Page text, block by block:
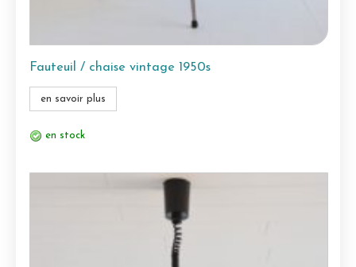
Fauteuil / chaise vintage 1950s
en savoir plus
en stock